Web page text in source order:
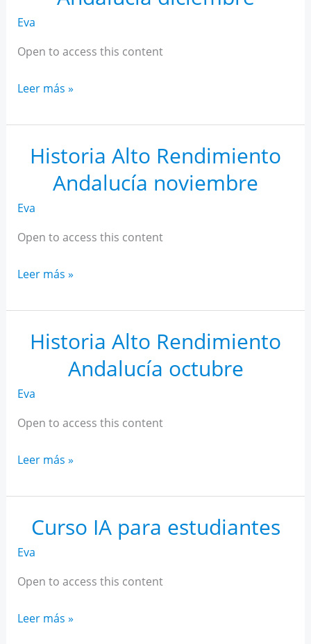
Eva
Open to access this content
Historia
Rendimiento
Andalucía
diciembre
Leer más »
Historia Alto Rendimiento
Andalucía noviembre
Eva
Open to access this content
Historia
Rendimiento
Andalucía
noviembre
Leer más »
Historia Alto Rendimiento
Andalucía octubre
Eva
Open to access this content
Historia
Rendimiento
Andalucía
octubre
Leer más »
Curso IA para estudiantes
Eva
Open to access this content
Curso
Leer más »